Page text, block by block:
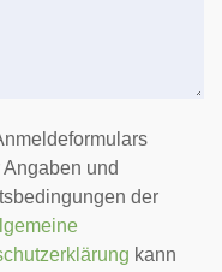
und
der
kann